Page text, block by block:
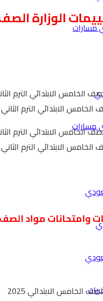
مسارات
مسارات
الوزارة الصف
الابتدائي الترم الثاني 2025
الابتدائي الترم الثاني 2025
وامتحانات مواد
الخامس الابتدائي 2025